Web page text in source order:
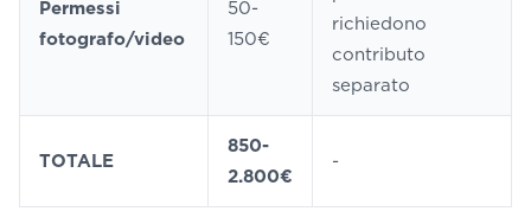
Permessi
fotografo/video
50-
150€
richiedono
contributo
separato
TOTALE
850-
2.800€
-